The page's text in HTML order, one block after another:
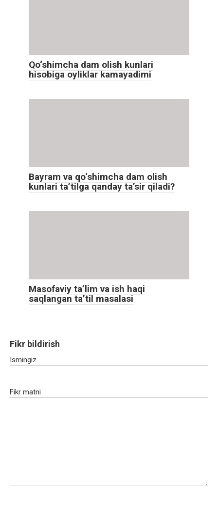
Qo‘shimcha dam olish kunlari
hisobiga oyliklar kamayadimi
Bayram va qo‘shimcha dam olish
kunlari ta’tilga qanday ta’sir qiladi?
Masofaviy ta’lim va ish haqi
saqlangan ta’til masalasi
Fikr bildirish
Ismingiz
Fikr matni